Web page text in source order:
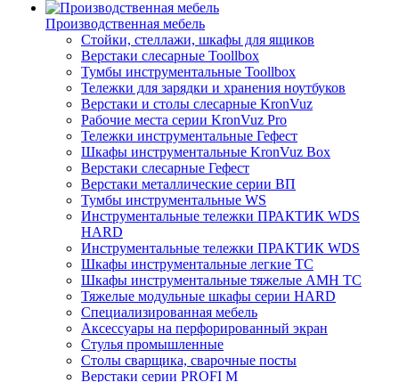
Производственная мебель
Стойки, стеллажи, шкафы для ящиков
Верстаки слесарные Toollbox
Тумбы инструментальные Toollbox
Тележки для зарядки и хранения ноутбуков
Верстаки и столы слесарные KronVuz
Рабочие места серии KronVuz Pro
Тележки инструментальные Гефест
Шкафы инструментальные KronVuz Box
Верстаки слесарные Гефест
Верстаки металлические серии ВП
Тумбы инструментальные WS
Инструментальные тележки ПРАКТИК WDS
HARD
Инструментальные тележки ПРАКТИК WDS
Шкафы инструментальные легкие ТС
Шкафы инструментальные тяжелые AMH TC
Тяжелые модульные шкафы серии HARD
Cпециализированная мебель
Аксессуары на перфорированный экран
Стулья промышленные
Столы сварщика, сварочные посты
Верстаки серии PROFI M